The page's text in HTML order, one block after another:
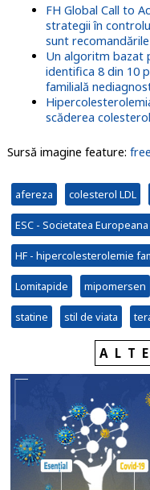
FH Global Call to
strategii în
sunt
Un algoritm bazat
identifica 8 din 10
familială
scăderea
Sursă imagine feature:
afereza colesterol LDL
ESC - Societatea
HF - hipercolesterolemie
Lomitapide mipomersen
statine stil de viata